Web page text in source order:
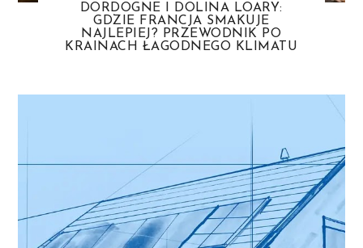
DORDOGNE I DOLINA LOARY:
GDZIE FRANCJA SMAKUJE
NAJLEPIEJ? PRZEWODNIK PO
KRAINACH ŁAGODNEGO KLIMATU